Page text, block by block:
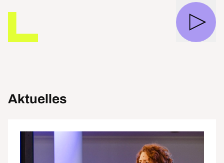
Aktuelles